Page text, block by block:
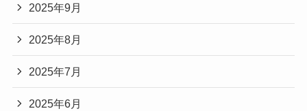
2025年9月
2025年8月
2025年7月
2025年6月